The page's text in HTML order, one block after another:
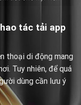
tác tải app
thoại di động mang
Tuy nhiên, để quá
dùng cần lưu ý